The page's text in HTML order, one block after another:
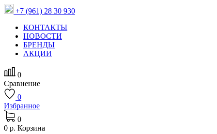
+7 (961) 28 30 930
КОНТАКТЫ
НОВОСТИ
БРЕНДЫ
АКЦИИ
0
Сравнение
0
Избранное
0
0 р. Корзина